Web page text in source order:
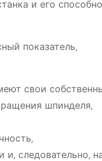
и его
показатель‚
свои
шпинделя‚
следовательно‚